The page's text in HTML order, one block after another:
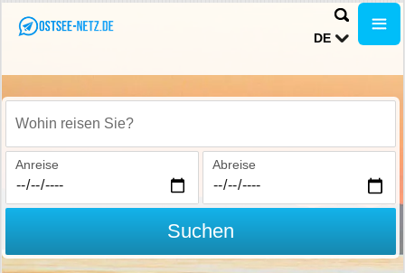
DE
Wohin reisen Sie?
Anreise Abreise
Suchen